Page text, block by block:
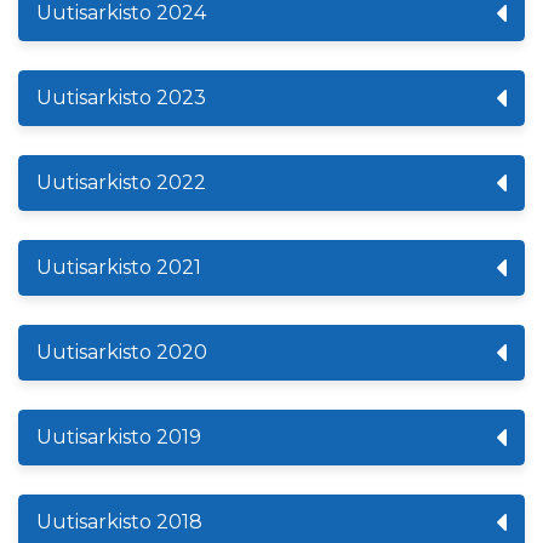
Uutisarkisto 2024
Uutisarkisto 2023
Uutisarkisto 2022
Uutisarkisto 2021
Uutisarkisto 2020
Uutisarkisto 2019
Uutisarkisto 2018